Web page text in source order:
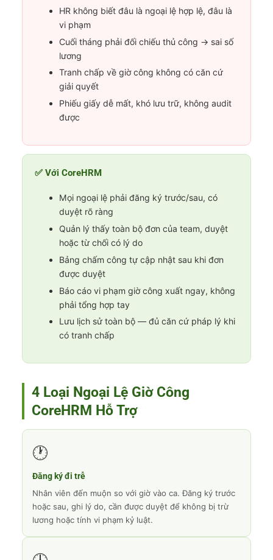
HR không biết đâu là ngoại lệ hợp lệ, đâu là
vi phạm
Cuối tháng phải đối chiếu thủ công → sai số
lương
Tranh chấp về giờ công không có căn cứ
giải quyết
Phiếu giấy dễ mất, khó lưu trữ, không audit
được
✅ Với CoreHRM
Mọi ngoại lệ phải đăng ký trước/sau, có
duyệt rõ ràng
Quản lý thấy toàn bộ đơn của team, duyệt
hoặc từ chối có lý do
Bảng chấm công tự cập nhật sau khi đơn
được duyệt
Báo cáo vi phạm giờ công xuất ngay, không
phải tổng hợp tay
Lưu lịch sử toàn bộ — đủ căn cứ pháp lý khi
có tranh chấp
4 Loại Ngoại Lệ Giờ Công
CoreHRM Hỗ Trợ
🕐
Đăng ký đi trễ
Nhân viên đến muộn so với giờ vào ca. Đăng ký trước
hoặc sau, ghi lý do, cần được duyệt để không bị trừ
lương hoặc tính vi phạm kỷ luật.